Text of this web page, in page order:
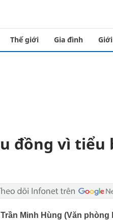
Thế giới Gia đình
đồng vì tiểu
Minh Hùng (Văn